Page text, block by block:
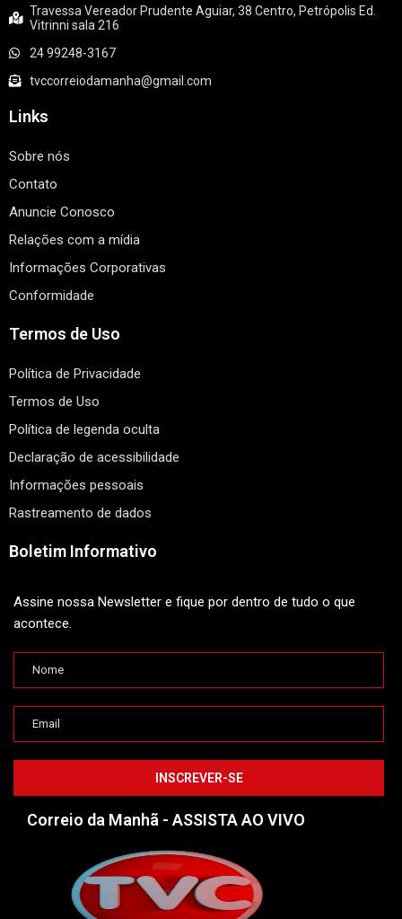
Travessa Vereador Prudente Aguiar, 38 Centro, Petrópolis Ed.
Vitrinni sala 216
24 99248-3167
tvccorreiodamanha@gmail.com
Links
Sobre nós
Contato
Anuncie Conosco
Relações com a mídia
Informações Corporativas
Conformidade
Termos de Uso
Política de Privacidade
Termos de Uso
Política de legenda oculta
Declaração de acessibilidade
Informações pessoais
Rastreamento de dados
Boletim Informativo
Assine nossa Newsletter e fique por dentro de tudo o que
acontece.
Correio da Manhã - ASSISTA AO VIVO